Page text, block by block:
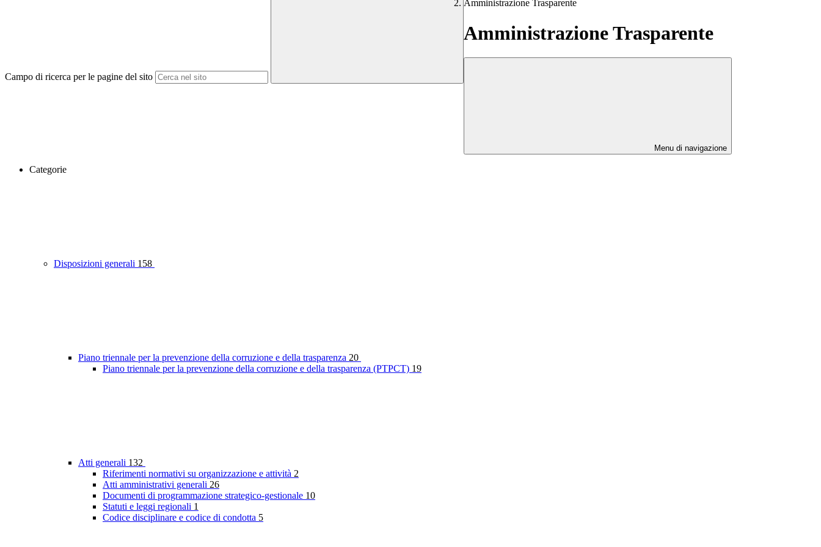
Campo di ricerca per le pagine del sito
Amministrazione Trasparente
Amministrazione Trasparente
Menu di navigazione
Categorie
Disposizioni generali 158
Piano triennale per la prevenzione della corruzione e della trasparenza 20
Piano triennale per la prevenzione della corruzione e della trasparenza (PTPCT) 19
Atti generali 132
Riferimenti normativi su organizzazione e attività 2
Atti amministrativi generali 26
Documenti di programmazione strategico-gestionale 10
Statuti e leggi regionali 1
Codice disciplinare e codice di condotta 5